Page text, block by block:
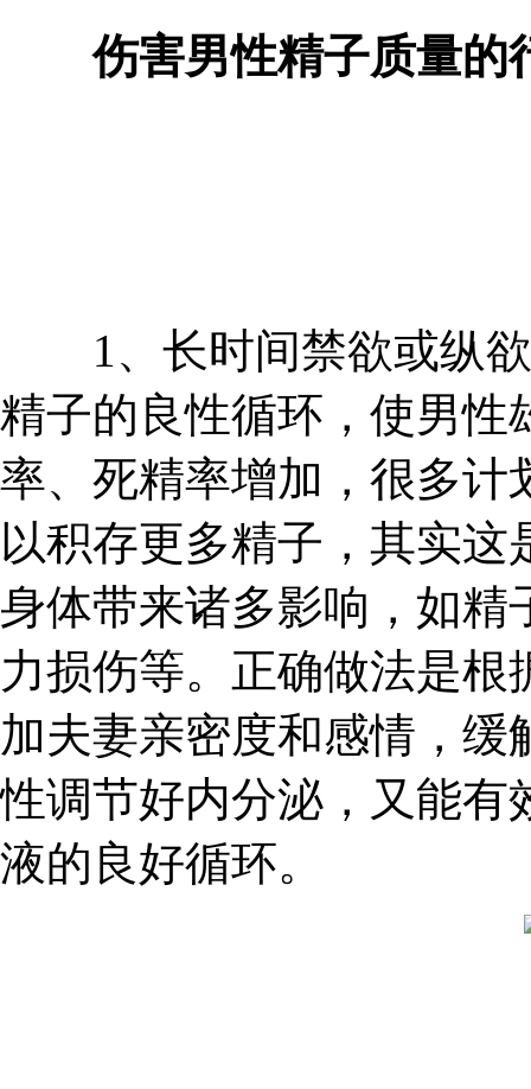
伤害男性精子质量的
1、长时间禁欲或纵欲
精子的良性循环，使男性
率、死精率增加，很多计
以积存更多精子，其实
身体带来诸多影响，如精
力损伤等。正确做法是
加夫妻亲密度和感情，
性调节好内分泌，又能有
液的良好循环。